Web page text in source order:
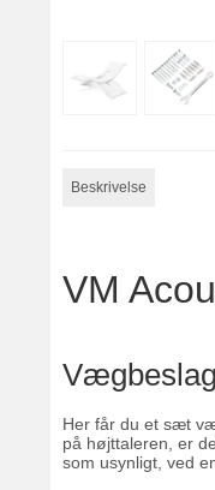
Beskrivelse
VM
Her får du et sæt
på højttaleren, er
som usynligt, ved